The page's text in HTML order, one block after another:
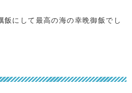
飯にして最高の海の幸晩御飯でし